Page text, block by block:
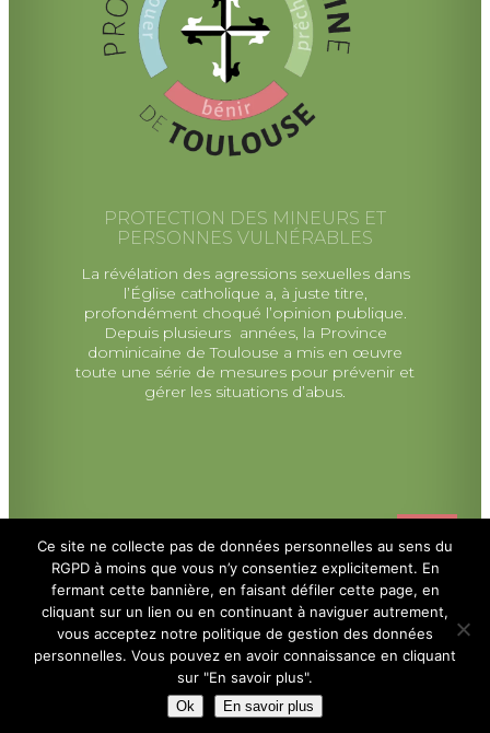
PROTECTION DES MINEURS ET
PERSONNES VULNÉRABLES
La révélation des agressions sexuelles dans
l’Église catholique a, à juste titre,
profondément choqué l’opinion publique.
Depuis plusieurs années, la Province
dominicaine de Toulouse a mis en œuvre
toute une série de mesures pour prévenir et
gérer les situations d’abus.
Site internet réalisé parColombier Communication
Ce site ne collecte pas de données personnelles au sens du
RGPD à moins que vous n’y consentiez explicitement. En
fermant cette bannière, en faisant défiler cette page, en
cliquant sur un lien ou en continuant à naviguer autrement,
vous acceptez notre politique de gestion des données
personnelles. Vous pouvez en avoir connaissance en cliquant
sur "En savoir plus".
Ok En savoir plus